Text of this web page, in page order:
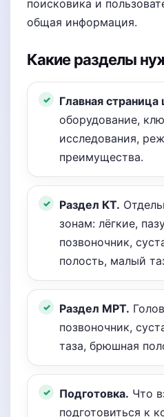
поисковика и
общая информация.
Какие разделы
Главная страница
оборудование,
исследования,
преимущества.
Раздел КТ.
зонам: лёгкие,
позвоночник,
полость, малый
Раздел МРТ.
позвоночник,
таза, брюшная
Подготовка. Что
подготовиться к